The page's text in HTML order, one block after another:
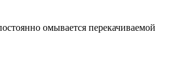
омывается перекачиваемой